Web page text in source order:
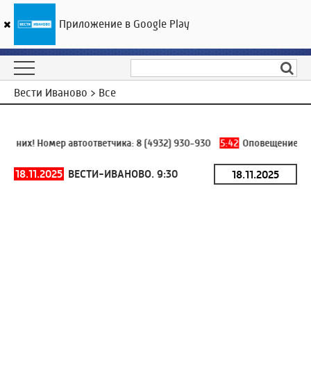
ГТРК «Ивтелерадио»
Вести Иваново > Все
них! Номер автоответчика:8 (4932) 930-930 5:42 Оповещение
18.11.2025 ВЕСТИ-ИВАНОВО. 9:30
Приложение в Google Play